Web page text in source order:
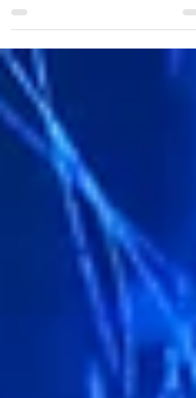
Response - NDR) impulsionadas por